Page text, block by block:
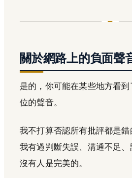
關於網路上的負面聲
是的，你可能在某些地方看
位的聲音。
我不打算否認所有批評都是錯
我有過判斷失誤、溝通不足、
沒有人是完美的。